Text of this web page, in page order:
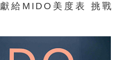
獻給 MIDO 美度表
挑戰